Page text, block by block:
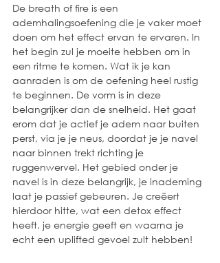
De breath of fire is een
ademhalingsoefening die je vaker moet
doen om het effect ervan te ervaren. In
het begin zul je moeite hebben om in
een ritme te komen. Wat ik je kan
aanraden is om de oefening heel rustig
te beginnen. De vorm is in deze
belangrijker dan de snelheid. Het gaat
erom dat je actief je adem naar buiten
perst, via je je neus, doordat je je navel
naar binnen trekt richting je
ruggenwervel. Het gebied onder je
navel is in deze belangrijk, je inademing
laat je passief gebeuren. Je creëert
hierdoor hitte, wat een detox effect
heeft, je energie geeft en waarna je
echt een uplifted gevoel zult hebben!